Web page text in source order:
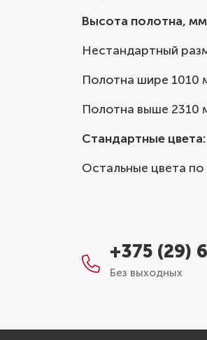
Высота полотна,
Нестандартный
Полотна шире 1010
Полотна выше 2310
Стандартные цвета:
Остальные цвета по
+375 (29)
Без выходных